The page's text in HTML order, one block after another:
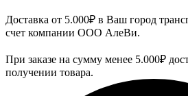
Доставка от 5.000₽ в Ваш город
счет компании ООО АлеВи.
При заказе на сумму менее 5.000₽
получении товара.